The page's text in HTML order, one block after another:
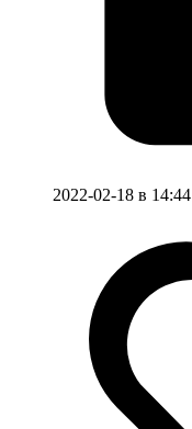
2022-02-18 в 14:44